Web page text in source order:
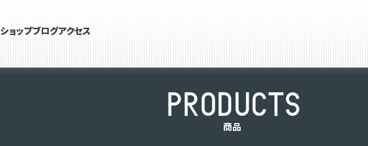
ショップブログアクセス
PRODUCTS
商品